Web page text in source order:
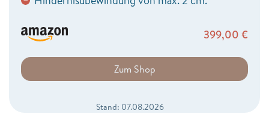
399,00 €
Zum Shop
Stand: 07.08.2026